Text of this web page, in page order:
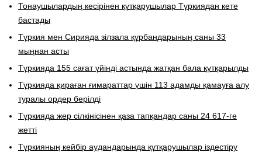
Тонаушылардың кесірінен құтқарушылар Түркиядан кете
бастады
Түркия мен Сирияда зілзала құрбандарының саны 33
мыңнан асты
Түркияда 155 сағат үйінді астында жатқан бала құтқарылды
Түркияда қираған ғимараттар үшін 113 адамды қамауға алу
туралы ордер берілді
Түркияда жер сілкінісінен қаза тапқандар саны 24 617-ге
жетті
Түркияның кейбір аудандарында құтқарушылар іздестіру